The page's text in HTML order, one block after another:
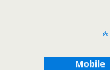
Mobile